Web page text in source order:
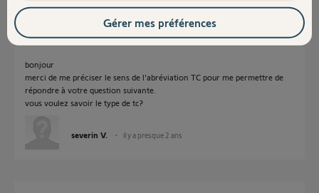
bonjour
merci de me préciser le sens de l'abréviation TC pour me permettre de
répondre à votre question suivante.
vous voulez savoir le type de tc?
severin V. il y a presque 2 ans
Gérer mes préférences